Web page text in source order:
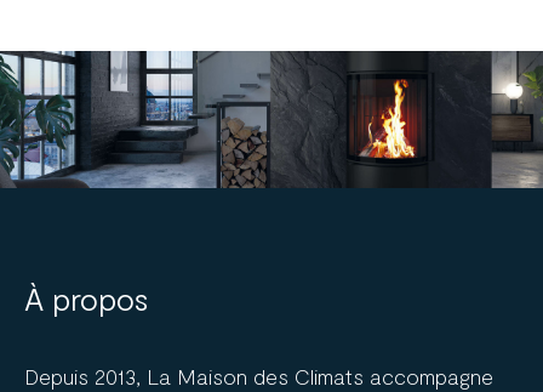
À propos
Depuis 2013, La Maison des Climats accompagne